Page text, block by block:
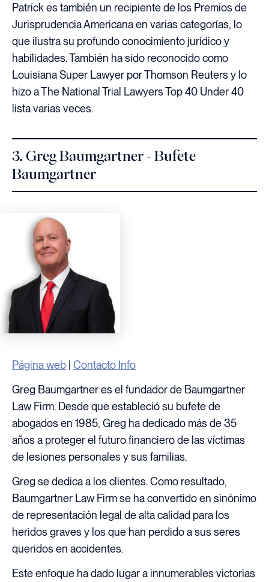
Patrick es también un recipiente de los Premios de
Jurisprudencia Americana en varias categorías, lo
que ilustra su profundo conocimiento jurídico y
habilidades. También ha sido reconocido como
Louisiana Super Lawyer por Thomson Reuters y lo
hizo a The National Trial Lawyers Top 40 Under 40
lista varias veces.
3. Greg Baumgartner - Bufete
Baumgartner
Página web | Contacto Info
Greg Baumgartner es el fundador de Baumgartner
Law Firm. Desde que estableció su bufete de
abogados en 1985, Greg ha dedicado más de 35
años a proteger el futuro financiero de las víctimas
de lesiones personales y sus familias.
Greg se dedica a los clientes. Como resultado,
Baumgartner Law Firm se ha convertido en sinónimo
de representación legal de alta calidad para los
heridos graves y los que han perdido a sus seres
queridos en accidentes.
Este enfoque ha dado lugar a innumerables victorias